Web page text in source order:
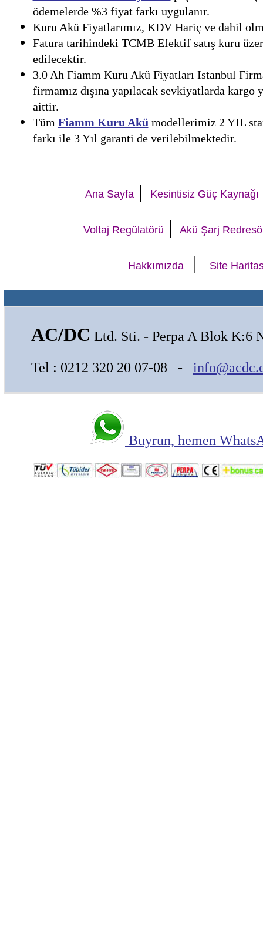
ödemelerde %3 fiyat farkı uygulanır.
Kuru Akü Fiyatlarımız, KDV Hariç ve dahil
Fatura tarihindeki TCMB Efektif satış kuru
edilecektir.
3.0 Ah Fiamm Kuru Akü Fiyatları Istanbul
firmamız dışına yapılacak sevkiyatlarda
aittir.
Tüm Fiamm Kuru Akü modellerimiz 2 YIL
farkı ile 3 Yıl garanti de verilebilmektedir.
Ana Sayfa | Kesintisiz Güç Kaynağı
Voltaj Regülatörü | Akü Şarj
Hakkımızda | Site
AC/DC Ltd. Sti. - Perpa A Blok K:6
Tel : 0212 320 20 07-08 -
Buyrun, hemen